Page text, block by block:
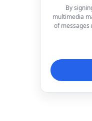
By
multimedia
of messages